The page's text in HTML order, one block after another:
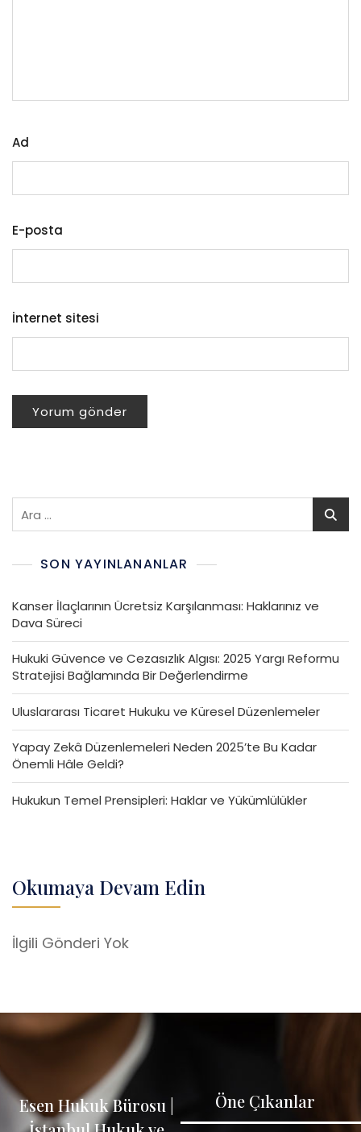
Ad
E-posta
İnternet sitesi
SON YAYINLANANLAR
Kanser İlaçlarının Ücretsiz Karşılanması: Haklarınız ve
Dava Süreci
Hukuki Güvence ve Cezasızlık Algısı: 2025 Yargı Reformu
Stratejisi Bağlamında Bir Değerlendirme
Uluslararası Ticaret Hukuku ve Küresel Düzenlemeler
Yapay Zekâ Düzenlemeleri Neden 2025’te Bu Kadar
Önemli Hâle Geldi?
Hukukun Temel Prensipleri: Haklar ve Yükümlülükler
Okumaya Devam Edin
İlgili Gönderi Yok
Esen Hukuk Bürosu |
Öne Çıkanlar